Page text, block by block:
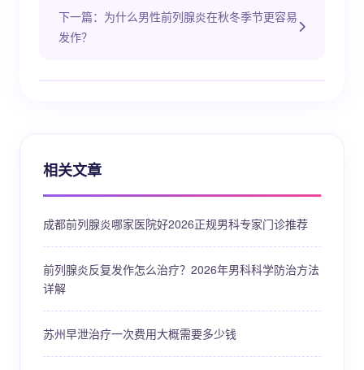
下一篇：为什么男性前列腺炎在秋冬季节更容易
发作？
相关文章
成都前列腺炎哪家医院好2026正规男科专家门诊推荐
前列腺炎反复发作怎么治疗？2026年男科科学防治方法
详解
苏州早泄治疗一次费用大概需要多少钱